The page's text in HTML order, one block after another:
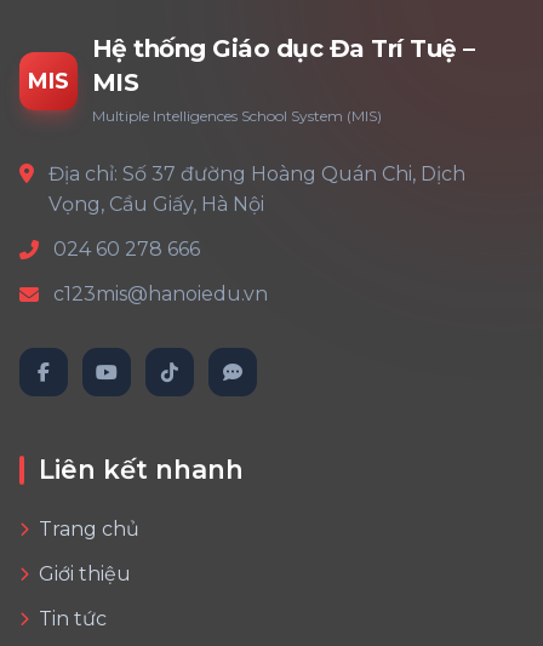
MIS
Hệ thống Giáo dục Đa Trí Tuệ –
MIS
Multiple Intelligences School System (MIS)
Địa chỉ: Số 37 đường Hoàng Quán Chi, Dịch
Vọng, Cầu Giấy, Hà Nội
024 60 278 666
c123mis@hanoiedu.vn
Liên kết nhanh
Trang chủ
Giới thiệu
Tin tức